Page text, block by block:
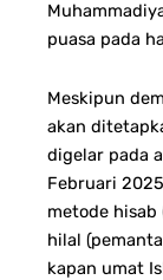
puasa pada
Meskipun
akan
digelar pada
Februari
metode
hilal
kapan umat